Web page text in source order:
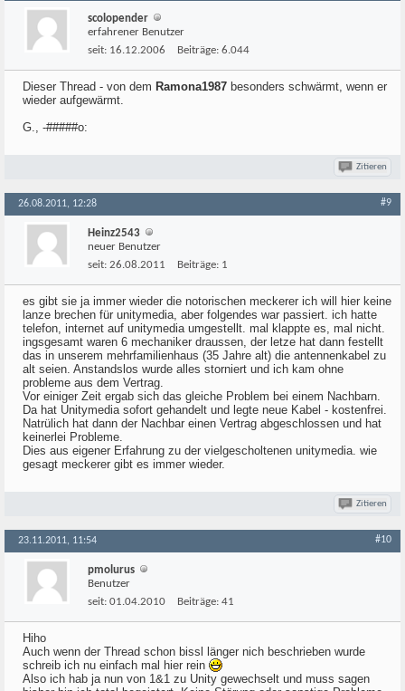
scolopender
erfahrener Benutzer
seit: 16.12.2006 Beiträge: 6.044
Dieser Thread - von dem Ramona1987 besonders schwärmt, wenn er
wieder aufgewärmt.
G., -#####o:
Zitieren
26.08.2011, 12:28 #9
Heinz2543
neuer Benutzer
seit: 26.08.2011 Beiträge: 1
es gibt sie ja immer wieder die notorischen meckerer ich will hier keine
lanze brechen für unitymedia, aber folgendes war passiert. ich hatte
telefon, internet auf unitymedia umgestellt. mal klappte es, mal nicht.
ingsgesamt waren 6 mechaniker draussen, der letze hat dann festellt
das in unserem mehrfamilienhaus (35 Jahre alt) die antennenkabel zu
alt seien. Anstandslos wurde alles storniert und ich kam ohne
probleme aus dem Vertrag.
Vor einiger Zeit ergab sich das gleiche Problem bei einem Nachbarn.
Da hat Unitymedia sofort gehandelt und legte neue Kabel - kostenfrei.
Natrülich hat dann der Nachbar einen Vertrag abgeschlossen und hat
keinerlei Probleme.
Dies aus eigener Erfahrung zu der vielgescholtenen unitymedia. wie
gesagt meckerer gibt es immer wieder.
Zitieren
23.11.2011, 11:54 #10
pmolurus
Benutzer
seit: 01.04.2010 Beiträge: 41
Hiho
Auch wenn der Thread schon bissl länger nich beschrieben wurde
schreib ich nu einfach mal hier rein
Also ich hab ja nun von 1&1 zu Unity gewechselt und muss sagen